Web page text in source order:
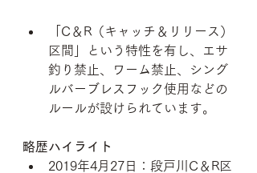
「C＆R（キャッチ＆リリース）
区間」という特性を有し、エサ
釣り禁止、ワーム禁止、シング
ルバーブレスフック使用などの
ルールが設けられています。
略歴ハイライト
2019年4月27日：段戸川C＆R区